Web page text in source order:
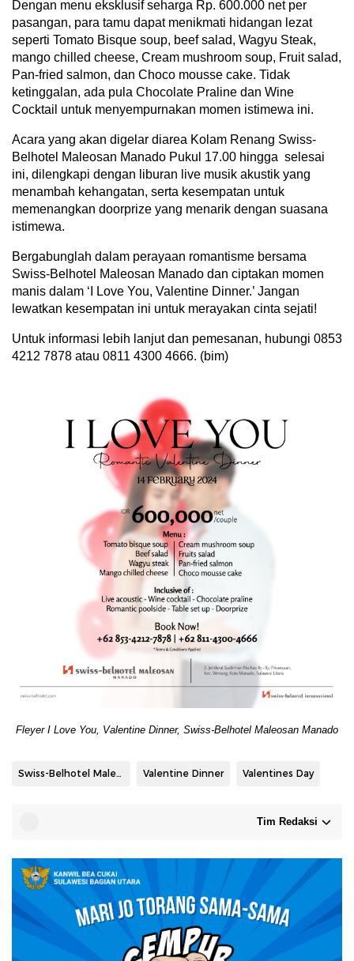
Dengan menu eksklusif seharga Rp. 600.000 net per
pasangan, para tamu dapat menikmati hidangan lezat
seperti Tomato Bisque soup, beef salad, Wagyu Steak,
mango chilled cheese, Cream mushroom soup, Fruit salad,
Pan-fried salmon, dan Choco mousse cake. Tidak
ketinggalan, ada pula Chocolate Praline dan Wine
Cocktail untuk menyempurnakan momen istimewa ini.
Acara yang akan digelar diarea Kolam Renang Swiss-
Belhotel Maleosan Manado Pukul 17.00 hingga selesai
ini, dilengkapi dengan liburan live musik akustik yang
menambah kehangatan, serta kesempatan untuk
memenangkan doorprize yang menarik dengan suasana
istimewa.
Bergabunglah dalam perayaan romantisme bersama
Swiss-Belhotel Maleosan Manado dan ciptakan momen
manis dalam ‘I Love You, Valentine Dinner.’ Jangan
lewatkan kesempatan ini untuk merayakan cinta sejati!
Untuk informasi lebih lanjut dan pemesanan, hubungi 0853
4212 7878 atau 0811 4300 4666. (bim)
Fleyer I Love You, Valentine Dinner, Swiss-Belhotel Maleosan Manado
Swiss-Belhotel Maleosan Manado Valentine Dinner Valentines Day
Tim Redaksi